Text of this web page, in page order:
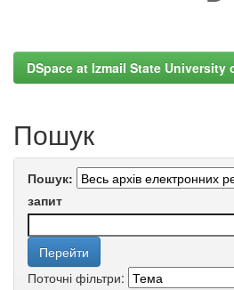
DSpace at Izmail State University
Пошук
Пошук:
запит
Поточні фільтри: